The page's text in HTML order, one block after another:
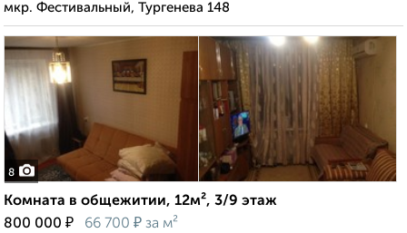
мкр. Фестивальный, Тургенева 148
8
Комната в общежитии, 12м², 3/9 этаж
800 000 ₽ 66 700 ₽ за м²